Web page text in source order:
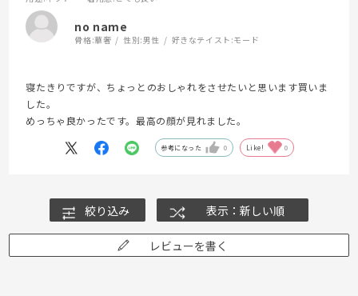
no name
骨格:華奢 性別:男性 好きなテイスト:モード
寝たきりですが、ちょっとのおしゃれをさせたいと思います買いま
した。
めっちゃ良かったです。最高の顔が見れました。
参考になった 0 Like! 0
絞り込み 表示：新しい順
レビューを書く